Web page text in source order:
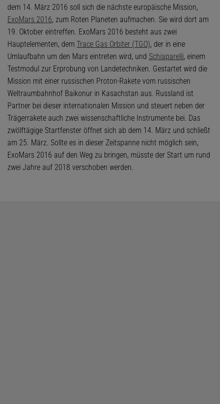
dem 14. März 2016 soll sich die nächste europäische Mission,
ExoMars 2016, zum Roten Planeten aufmachen. Sie wird dort am
19. Oktober eintreffen. ExoMars 2016 besteht aus zwei
Hauptelementen, dem Trace Gas Orbiter (TGO), der in eine
Umlaufbahn um den Mars eintreten wird, und Schiaparelli, einem
Testmodul zur Erprobung von Landetechniken. Gestartet wird die
Mission mit einer russischen Proton-Rakete vom russischen
Weltraumbahnhof Baikonur in Kasachstan aus. Russland ist
Partner bei dieser internationalen Mission und steuert neben der
Trägerrakete auch zwei wissenschaftliche Instrumente bei. Das
zwölftägige Startfenster öffnet sich ab dem 14. März und schließt
am 25. März. Sollte es in dieser Zeitspanne nicht möglich sein,
ExoMars 2016 auf den Weg zu bringen, müsste der Start um rund
zwei Jahre auf 2018 verschoben werden.